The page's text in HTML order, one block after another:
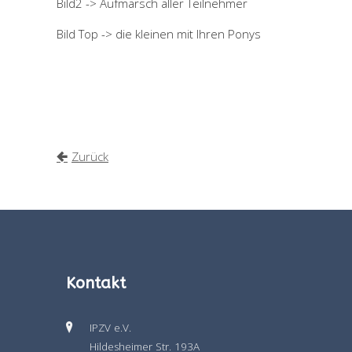
Bild2 -> Aufmarsch aller Teilnehmer
Bild Top -> die kleinen mit Ihren Ponys
Zurück
Kontakt
IPZV e.V.
Hildesheimer Str. 193A